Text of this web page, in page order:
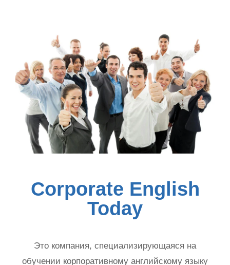
Corporate English
Today
Это компания, специализирующаяся на
обучении корпоративному английскому языку